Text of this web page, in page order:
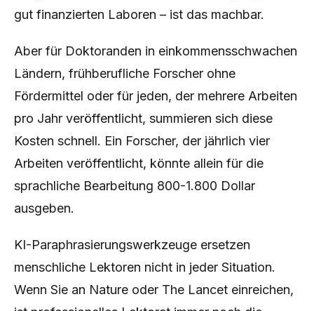
gut finanzierten Laboren – ist das machbar.
Aber für Doktoranden in einkommensschwachen
Ländern, frühberufliche Forscher ohne
Fördermittel oder für jeden, der mehrere Arbeiten
pro Jahr veröffentlicht, summieren sich diese
Kosten schnell. Ein Forscher, der jährlich vier
Arbeiten veröffentlicht, könnte allein für die
sprachliche Bearbeitung 800-1.800 Dollar
ausgeben.
KI-Paraphrasierungswerkzeuge ersetzen
menschliche Lektoren nicht in jeder Situation.
Wenn Sie an Nature oder The Lancet einreichen,